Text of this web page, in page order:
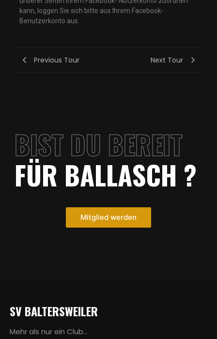
kann, loggen Sie sich bitte aus Ihrem Facebook-
Benutzerkonto aus.
Previous Tour Next Tour
BIST DU BEREIT
FÜR BALLASCH ?
Mitglied werden
SV BALTERSWEILER
Mehr als nur ein Club…